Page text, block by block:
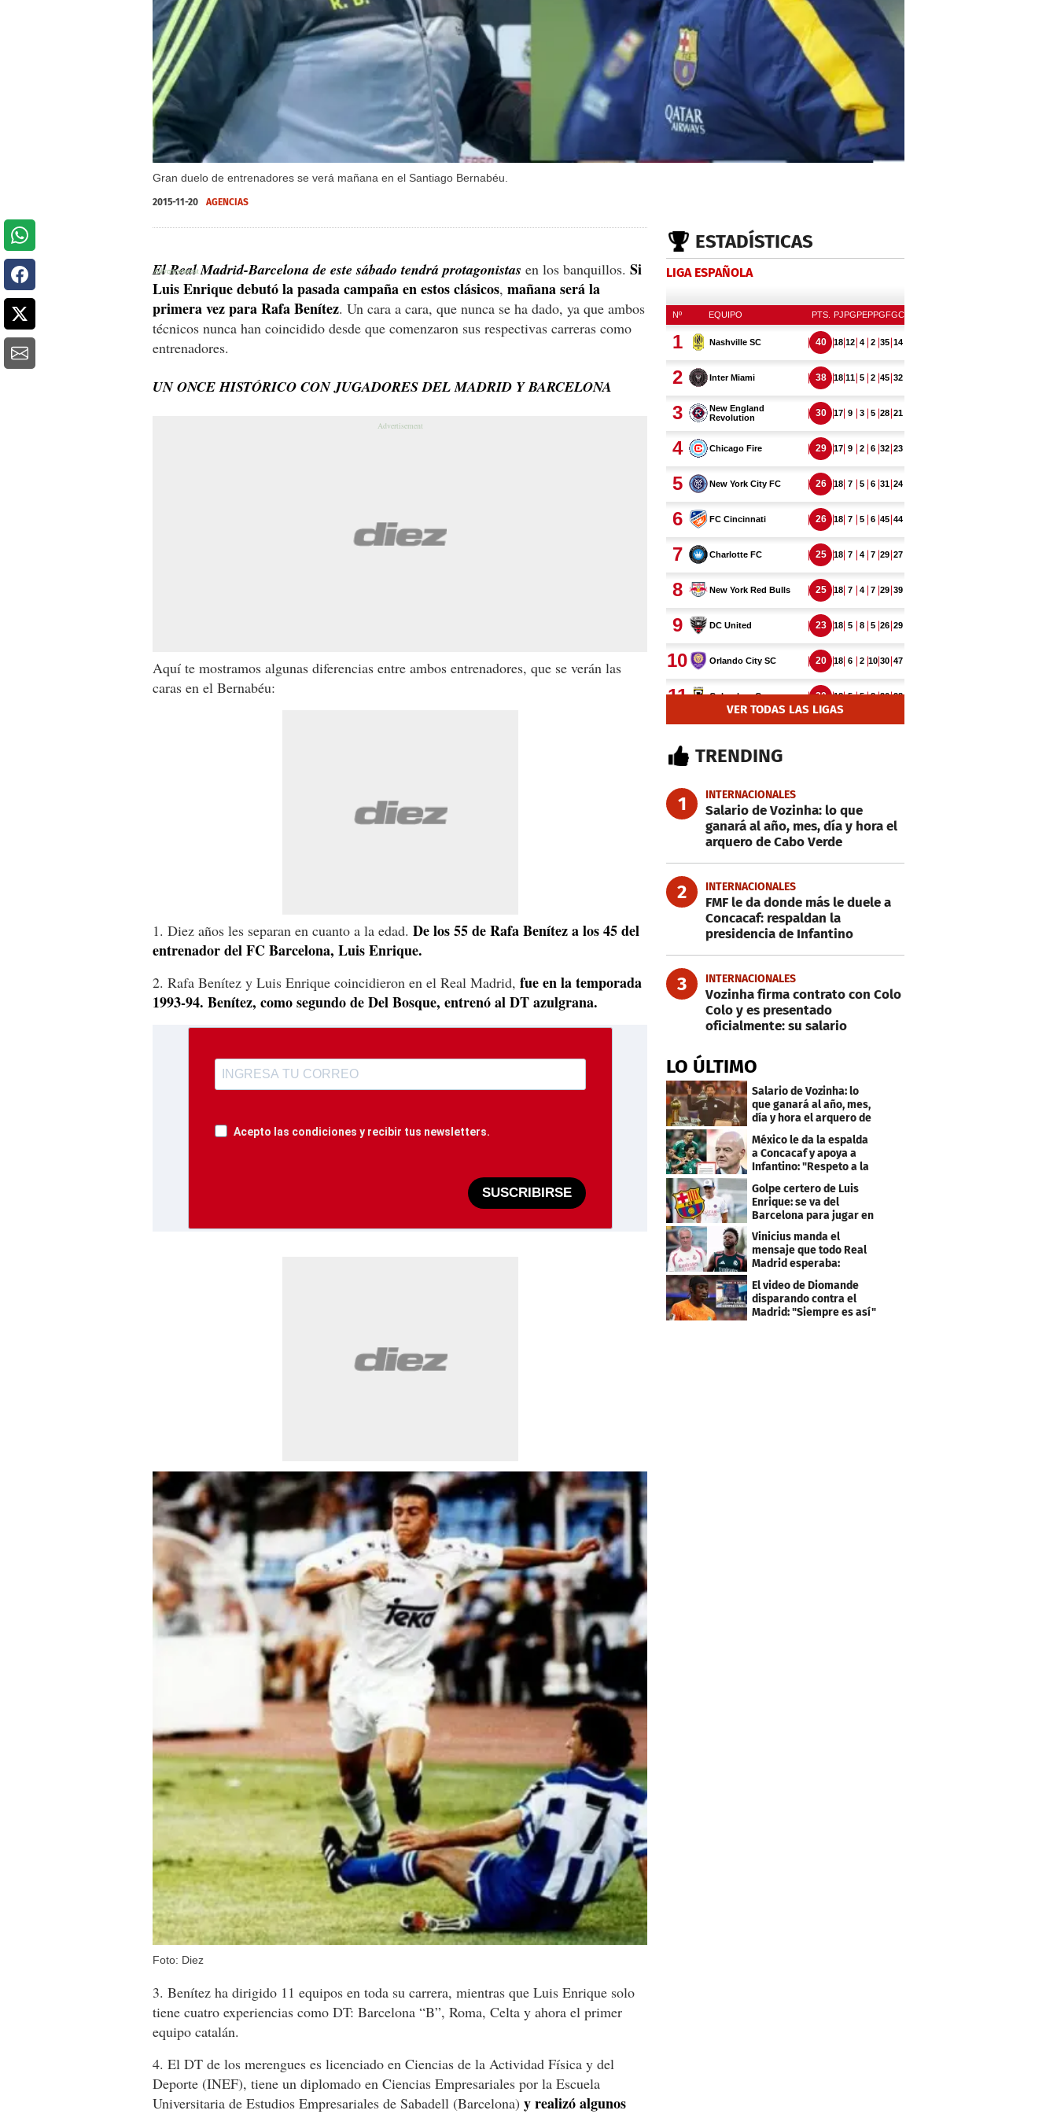
Gran duelo de entrenadores se verá mañana en el Santiago Bernabéu.
2015-11-20 AGENCIAS
El Real Madrid-Barcelona de este sábado tendrá protagonistas en los banquillos. Si
Luis Enrique debutó la pasada campaña en estos clásicos, mañana será la
primera vez para Rafa Benítez. Un cara a cara, que nunca se ha dado, ya que ambos
técnicos nunca han coincidido desde que comenzaron sus respectivas carreras como
entrenadores.
UN ONCE HISTÓRICO CON JUGADORES DEL MADRID Y BARCELONA
Aquí te mostramos algunas diferencias entre ambos entrenadores, que se verán las
caras en el Bernabéu:
1. Diez años les separan en cuanto a la edad. De los 55 de Rafa Benítez a los 45 del
entrenador del FC Barcelona, Luis Enrique.
2. Rafa Benítez y Luis Enrique coincidieron en el Real Madrid, fue en la temporada
1993-94. Benítez, como segundo de Del Bosque, entrenó al DT azulgrana.
Acepto las condiciones y recibir tus newsletters.
SUSCRIBIRSE
Foto: Diez
3. Benítez ha dirigido 11 equipos en toda su carrera, mientras que Luis Enrique solo
tiene cuatro experiencias como DT: Barcelona “B”, Roma, Celta y ahora el primer
equipo catalán.
4. El DT de los merengues es licenciado en Ciencias de la Actividad Física y del
Deporte (INEF), tiene un diplomado en Ciencias Empresariales por la Escuela
Universitaria de Estudios Empresariales de Sabadell (Barcelona) y realizó algunos
ESTADÍSTICAS
LIGA ESPAÑOLA
VER TODAS LAS LIGAS
TRENDING
1 INTERNACIONALES
Salario de Vozinha: lo que
ganará al año, mes, día y hora el
arquero de Cabo Verde
2 INTERNACIONALES
FMF le da donde más le duele a
Concacaf: respaldan la
presidencia de Infantino
3 INTERNACIONALES
Vozinha firma contrato con Colo
Colo y es presentado
oficialmente: su salario
LO ÚLTIMO
Salario de Vozinha: lo
que ganará al año, mes,
día y hora el arquero de
Cabo Verde
México le da la espalda
a Concacaf y apoya a
Infantino: "Respeto a la
gobernanza"
Golpe certero de Luis
Enrique: se va del
Barcelona para jugar en
el PSG
Vinicius manda el
mensaje que todo Real
Madrid esperaba:
"Mourinho..."
El video de Diomande
disparando contra el
Madrid: "Siempre es así"